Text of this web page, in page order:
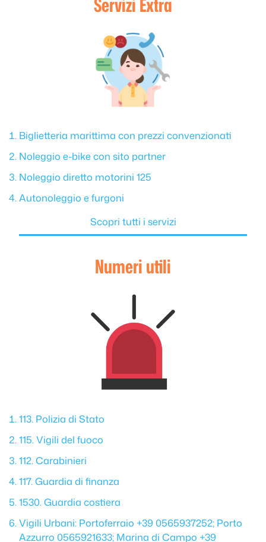
Biglietteria marittima con prezzi convenzionati
Noleggio e-bike con sito partner
Noleggio diretto motorini 125
Autonoleggio e furgoni
Scopri tutti i servizi
Numeri utili
113. Polizia di Stato
115. Vigili del fuoco
112. Carabinieri
117. Guardia di finanza
1530. Guardia costiera
Vigili Urbani: Portoferraio +39 0565937252; Porto
Azzurro 0565921633; Marina di Campo +39